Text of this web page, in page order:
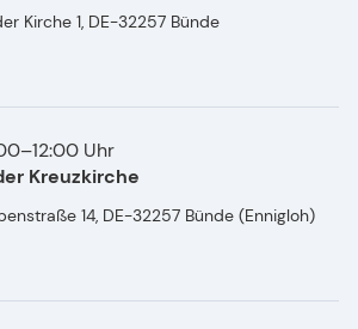
Kirche 1, DE-32257 Bünde
Uhr
Kreuzkirche
14, DE-32257 Bünde (Ennigloh)